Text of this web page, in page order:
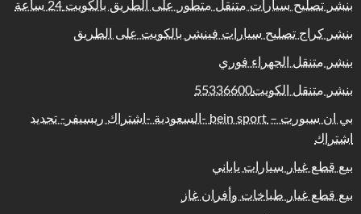
بنشر تصليح سيارات متنقل متطور على الطريق بالكويت 24 ساعة
بنشر كراج تصليح سيارات فينشر بالكويت على الطريق
بنشر متنقل الجهراء فوري
بنشر متنقل الكويت55336600
بي ان سبورت – bein sport -السعودية -اشتراك ريسيفر- تجديد
اشتراك
بيع قطع غيار سيارات ياباني
بيع قطع غيار طباخات وأفران غاز